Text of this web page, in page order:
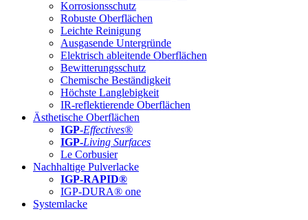
Korrosionsschutz
Robuste Oberflächen
Leichte Reinigung
Ausgasende Untergründe
Elektrisch ableitende Oberflächen
Bewitterungsschutz
Chemische Beständigkeit
Höchste Langlebigkeit
IR-reflektierende Oberflächen
Ästhetische Oberflächen
IGP-Effectives®
IGP-Living Surfaces
Le Corbusier
Nachhaltige Pulverlacke
IGP-RAPID®
IGP-DURA® one
Systemlacke